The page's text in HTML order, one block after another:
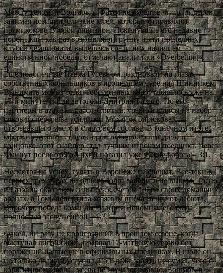
Между делом, и Волгарь, и Факел не входят в число лидеров,
занимая позиции, близкие к тем, которые отправляют
прямиком во Второй дивизион. Покинувшие его недавно
воронежцы как раз возглавляют группу пяти последних
клубов чемпионата, выделяясь среди них наличием
единственной победы, отмечают аналитики «Overbetting».
Еще подопечные Павла Гусева отпраздновали на глазах
собственных болельщиков в прошедшем туре над Шинником.
Вынимать мяч из сетки собственных ворот пришлось уже на
17-й минуте, после автогола Дмитрия Тихого. Но его
партнеры в атаке не расслаблялись, уравняв шансы на набор
очков до перерыва усилиями Михаила Бирюкова,
отвоевавшего место в стартовом составе. В конечном итоге,
оформив дубль и став автором победного выстрела в
концовке, этот снайпер стал лучшим игроком поединка. Через
5 минут после этого Тихий поразил уже чужие ворота – 3:1.
Несмотря на успех, гулять в Воронеже не спешат. Все-таки в
первых трех турах ни одного балла зацепить не вышло. Тосно
и Газовик оказались сильнее со счетом 1:0 на своих домашних
аренах, а Томь испортила хозяевам впечатление от дебюта.
Впрочем, победа команды Валерия Непомнящего была
полностью заслуженной – 1:3.
Факел, ни разу не проигравший в прошлом сезоне, когда
выступал лигой ниже, прервал 17-матчевую серию без
поражений на выезде в официальных поединках. В июле он
не только дважды уступил, но и даже забить не сумел, чего с
коллективом Павла Гусева не случалось давно. Волгарь, в